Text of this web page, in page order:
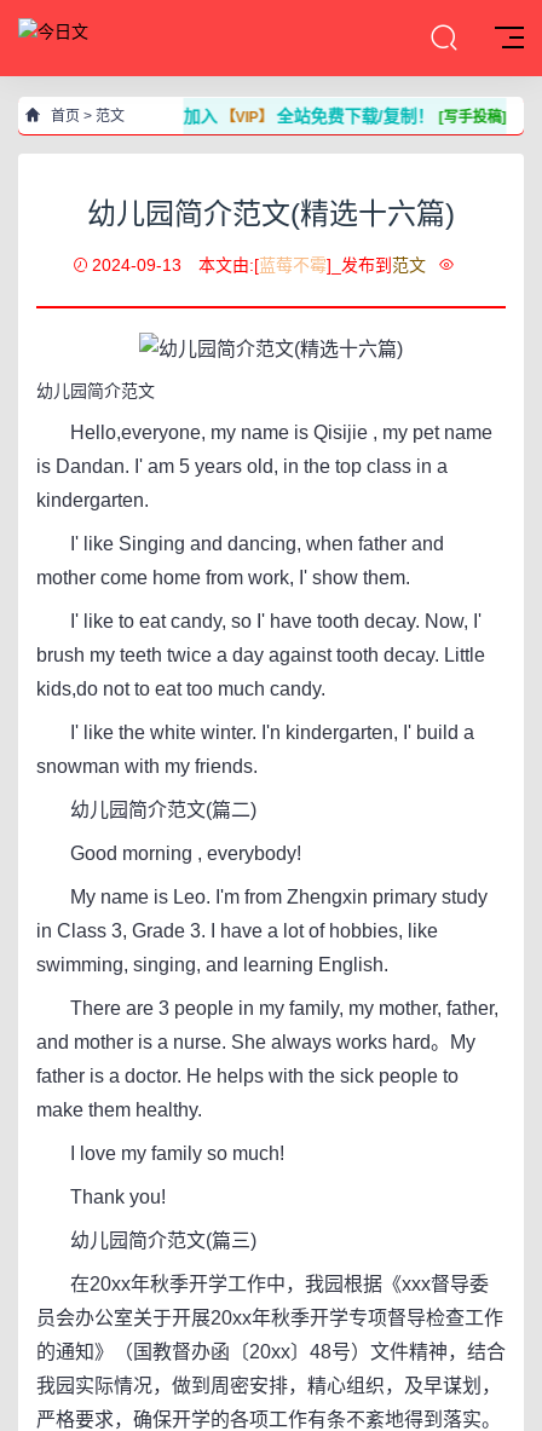
首页 > 范文 加入 【VIP】全站免费下载/复制！[写手投稿]
幼儿园简介范文(精选十六篇)
2024-09-13 本文由:[蓝莓不霉]_发布到 范文
幼儿园简介范文
Hello,everyone, my name is Qisijie , my pet name
is Dandan. I' am 5 years old, in the top class in a
kindergarten.
I' like Singing and dancing, when father and
mother come home from work, I' show them.
I' like to eat candy, so I' have tooth decay. Now, I'
brush my teeth twice a day against tooth decay. Little
kids,do not to eat too much candy.
I' like the white winter. I'n kindergarten, I' build a
snowman with my friends.
幼儿园简介范文(篇二)
Good morning , everybody!
My name is Leo. I'm from Zhengxin primary study
in Class 3, Grade 3. I have a lot of hobbies, like
swimming, singing, and learning English.
There are 3 people in my family, my mother, father,
and mother is a nurse. She always works hard。My
father is a doctor. He helps with the sick people to
make them healthy.
I love my family so much!
Thank you!
幼儿园简介范文(篇三)
在20xx年秋季开学工作中，我园根据《xxx督导委
员会办公室关于开展20xx年秋季开学专项督导检查工作
的通知》（国教督办函〔20xx〕48号）文件精神，结合
我园实际情况，做到周密安排，精心组织，及早谋划，
严格要求，确保开学的各项工作有条不紊地得到落实。